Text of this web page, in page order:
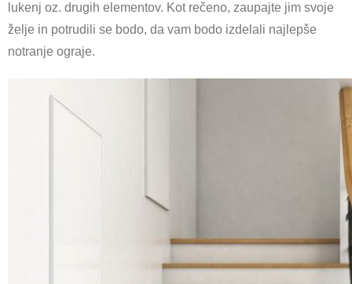
lukenj oz. drugih elementov. Kot rečeno, zaupajte jim svoje
želje in potrudili se bodo, da vam bodo izdelali najlepše
notranje ograje.